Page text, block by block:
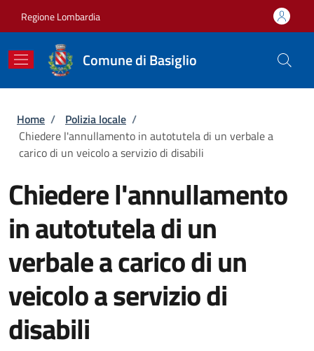
Regione Lombardia
Comune di Basiglio
Briciole di pane
Home / Polizia locale /
Chiedere l'annullamento in autotutela di un verbale a
carico di un veicolo a servizio di disabili
Chiedere l'annullamento
in autotutela di un
verbale a carico di un
veicolo a servizio di
disabili